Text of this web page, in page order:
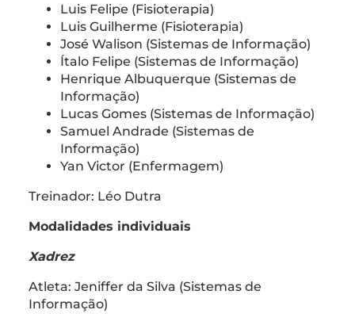
Luis Felipe (Fisioterapia)
Luis Guilherme (Fisioterapia)
José Walison (Sistemas de Informação)
Ítalo Felipe (Sistemas de Informação)
Henrique Albuquerque (Sistemas de
Informação)
Lucas Gomes (Sistemas de Informação)
Samuel Andrade (Sistemas de
Informação)
Yan Victor (Enfermagem)
Treinador: Léo Dutra
Modalidades individuais
Xadrez
Atleta: Jeniffer da Silva (Sistemas de
Informação)